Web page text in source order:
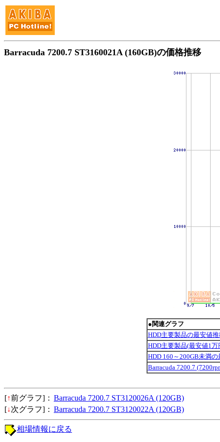
Barracuda 7200.7 ST3160021A (160GB)の価格推移
●関連グラフ
HDD主要製品の最安値推
HDD主要製品(最安値1
HDD 160～200GB未満
Barracuda 7200.7
[↑前グラフ]： Barracuda 7200.7 ST3120026A (120GB)
[↓次グラフ]： Barracuda 7200.7 ST3120022A (120GB)
相場情報に戻る